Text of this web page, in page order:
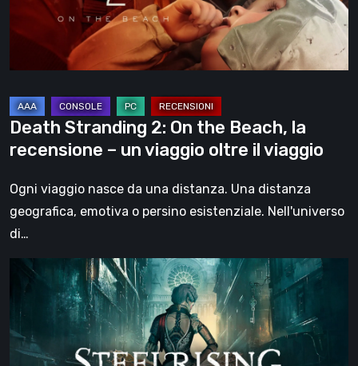
recensione
–
viaggio
oltre
il
Death Stranding 2: On the Beach, la
recensione – un viaggio oltre il viaggio
Ogni viaggio nasce da una distanza. Una distanza
geografica, emotiva o persino esistenziale. Nell'universo
di…
Steelrising,
recensione:
rivoluzione
sotto